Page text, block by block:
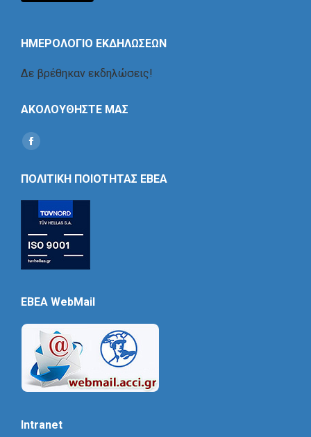
ΗΜΕΡΟΛΟΓΙΟ ΕΚΔΗΛΩΣΕΩΝ
Δε βρέθηκαν εκδηλώσεις!
ΑΚΟΛΟΥΘΗΣΤΕ ΜΑΣ
Find us on:
Social
ΠΟΛΙΤΙΚΗ ΠΟΙΟΤΗΤΑΣ ΕΒΕΑ
EBEA WebMail
Intranet